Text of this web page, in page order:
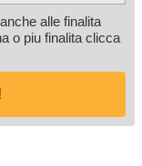
alle finalita
o piu finalita clicca